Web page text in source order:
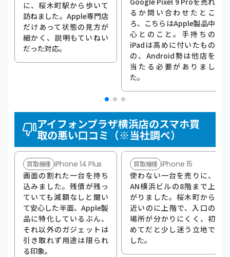
に、桜木町駅から歩いて
訪ねました。Apple専門店
だけあって状態の見方が
細かく、説明もていねい
だった対応。
るか問い合わせたとこ
ろ、こちらはApple製品中
心とのこと。手持ちの
iPadは高めに付いたもの
の、Android勢は他店を
当たる必要がありまし
た。
アイフォンプラザ横浜店のスマホ買
取の悪い口コミ（※当社調べ）
買取機種 iPhone 14 Plus
画面の割れた一台を持ち
込みました。残債が残っ
ていても減額なしと聞い
て安心した半面、Apple製
品に特化しているぶん、
それ以外のガジェットは
引き取れず用途は限られ
る印象。
買取機種 iPhone 15
使わない一台を売りに、
AN横浜ビルの8階まで上
がりました。桜木町から
近いのに上階で、入口の
場所が分かりにくく、初
めてだと少し迷う立地で
した。